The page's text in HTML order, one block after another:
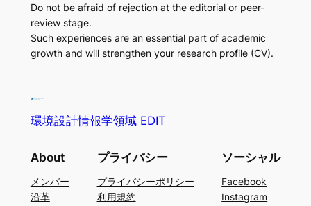
Do not be afraid of rejection at the editorial or peer-
review stage.
Such experiences are an essential part of academic
growth and will strengthen your research profile (CV).
環境設計情報学領域 EDIT
About
メンバー
沿革
プライバシー
プライバシーポリシー
利用規約
ソーシャル
Facebook
Instagram